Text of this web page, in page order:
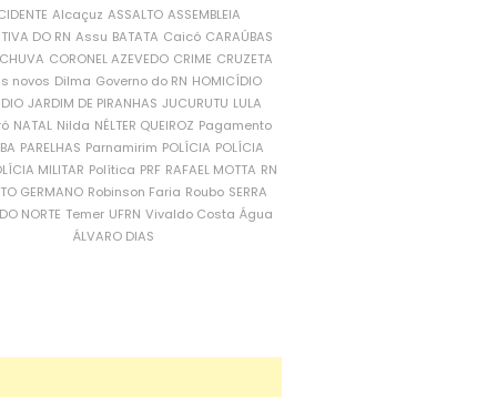
Alcaçuz ASSALTO ASSEMBLEIA
DO RN Assu BATATA Caicó CARAÚBAS
CORONEL AZEVEDO CRIME CRUZETA
novos Dilma Governo do RN HOMICÍDIO
JARDIM DE PIRANHAS JUCURUTU LULA
NATAL Nilda NÉLTER QUEIROZ Pagamento
PARELHAS Parnamirim POLÍCIA POLÍCIA
MILITAR Política PRF RAFAEL MOTTA RN
GERMANO Robinson Faria Roubo SERRA
NORTE Temer UFRN Vivaldo Costa Água
ÁLVARO DIAS